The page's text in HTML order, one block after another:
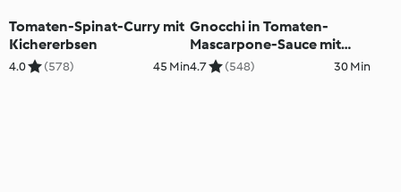
Tomaten-Spinat-Curry mit
Kichererbsen
4.0 (578) 45 Min
Gnocchi in Tomaten-
Mascarpone-Sauce mit
Brokkolisalat und
4.7 (548) 30 Min